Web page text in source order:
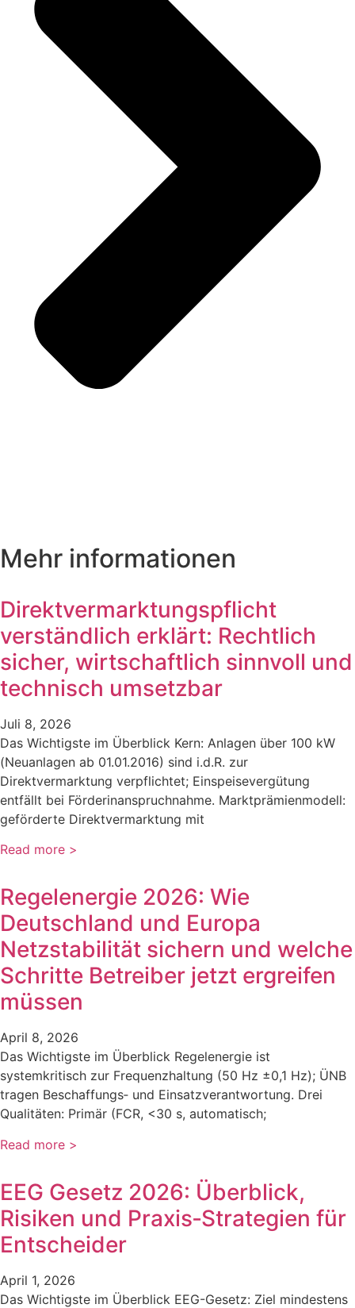
Mehr informationen
Direktvermarktungspflicht
verständlich erklärt: Rechtlich
sicher, wirtschaftlich sinnvoll und
technisch umsetzbar
Juli 8, 2026
Das Wichtigste im Überblick Kern: Anlagen über 100 kW
(Neuanlagen ab 01.01.2016) sind i.d.R. zur
Direktvermarktung verpflichtet; Einspeisevergütung
entfällt bei Förderinanspruchnahme. Marktprämienmodell:
geförderte Direktvermarktung mit
Read more >
Regelenergie 2026: Wie
Deutschland und Europa
Netzstabilität sichern und welche
Schritte Betreiber jetzt ergreifen
müssen
April 8, 2026
Das Wichtigste im Überblick Regelenergie ist
systemkritisch zur Frequenzhaltung (50 Hz ±0,1 Hz); ÜNB
tragen Beschaffungs‑ und Einsatzverantwortung. Drei
Qualitäten: Primär (FCR, <30 s, automatisch;
Read more >
EEG Gesetz 2026: Überblick,
Risiken und Praxis‑Strategien für
Entscheider
April 1, 2026
Das Wichtigste im Überblick EEG-Gesetz: Ziel mindestens